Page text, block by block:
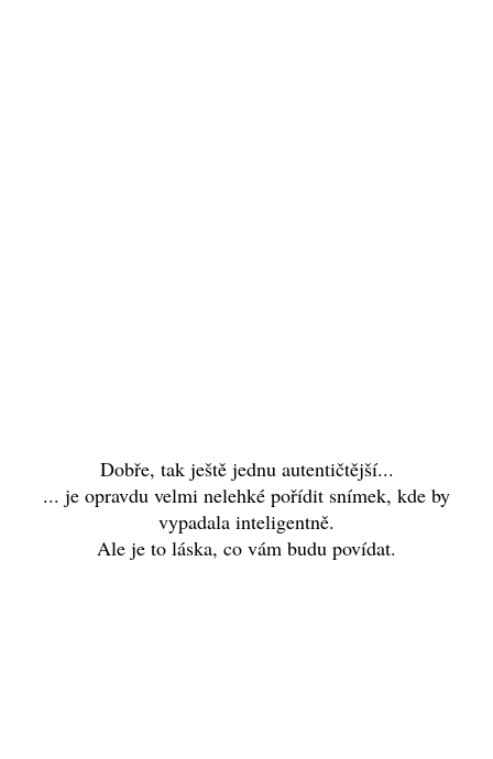
Dobře, tak ještě jednu autentičtější...
... je opravdu velmi nelehké pořídit snímek, kde by
vypadala inteligentně.
Ale je to láska, co vám budu povídat.